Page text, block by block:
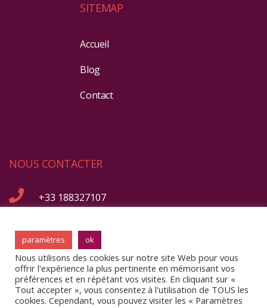
SITEMAP
Accueil
Blog
Contact
NOUS CONTACTER
+33 188327107
26 rue Rennequin 75017 Paris
SmartCompta © All rights reserved 2026
paramètres ok
Nous utilisons des cookies sur notre site Web pour vous
offrir l'expérience la plus pertinente en mémorisant vos
préférences et en répétant vos visites. En cliquant sur «
Tout accepter », vous consentez à l'utilisation de TOUS les
cookies. Cependant, vous pouvez visiter les « Paramètres